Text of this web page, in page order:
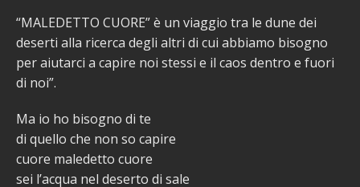
“MALEDETTO CUORE” è un viaggio tra le dune dei
deserti alla ricerca degli altri di cui abbiamo bisogno
per aiutarci a capire noi stessi e il caos dentro e fuori
di noi”.
Ma io ho bisogno di te
di quello che non so capire
cuore maledetto cuore
sei l’acqua nel deserto di sale